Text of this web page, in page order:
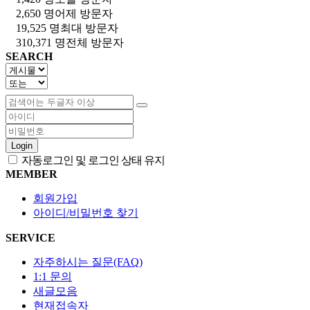
2,650 명어제 방문자
19,525 명최대 방문자
310,371 명전체 방문자
SEARCH
Login
자동로그인 및 로그인 상태 유지
MEMBER
회원가입
아이디/비밀번호 찾기
SERVICE
자주하시는 질문(FAQ)
1:1 문의
새글모음
현재접속자